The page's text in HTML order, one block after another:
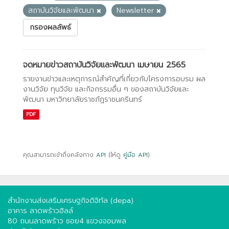
สถาบันวิจัยและพัฒนา
Newsletter
กรองผลลัพธ์
จดหมายข่าวสถาบันวิจัยและพัฒนา เมษายน 2565
รายงานข่าวและเหตุการณ์สำคัญที่เกี่ยวกับโครงการอบรม ผล
งานวิจัย ทุนวิจัย และกิจกรรมอื่น ๆ ของสถาบันวิจัยและ
พัฒนา มหาวิทยาลัยราชภัฏราชนครินทร์
PDF
คุณสามารถเข้าถึงคลังทาง API (ให้ดู คู่มือ API).
สำนักงานส่งเสริมเศรษฐกิจดิจิทัล (depa)
อาคาร ลาดพร้าวฮิลล์
80 ถนนลาดพร้าว ซอย4 แขวงจอมพล